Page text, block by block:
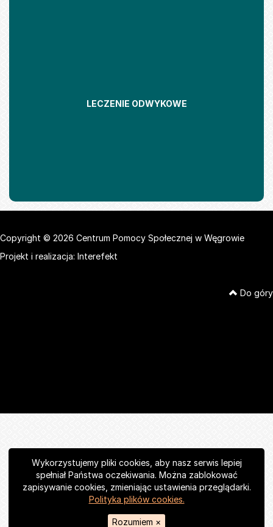
Wykorzystujemy pliki cookies, aby nasz serwis lepiej
spełniał Państwa oczekiwania. Można zablokować
zapisywanie cookies, zmieniając ustawienia przeglądarki.
Polityka plików cookies.
Rozumiem ×
LECZENIE ODWYKOWE
Copyright © 2026 Centrum Pomocy Społecznej w Węgrowie
Projekt i realizacja: Interefekt
Do góry